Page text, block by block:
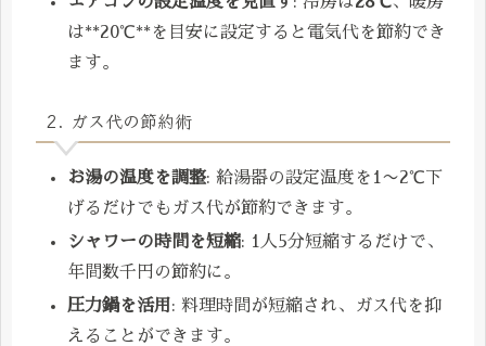
は**20℃**を目安に設定すると電気代を節約でき
ます。
2. ガス代の節約術
お湯の温度を調整: 給湯器の設定温度を1〜2℃下
げるだけでもガス代が節約できます。
シャワーの時間を短縮: 1人5分短縮するだけで、
年間数千円の節約に。
圧力鍋を活用 : 料理時間が短縮され、ガス代を抑
えることができます。